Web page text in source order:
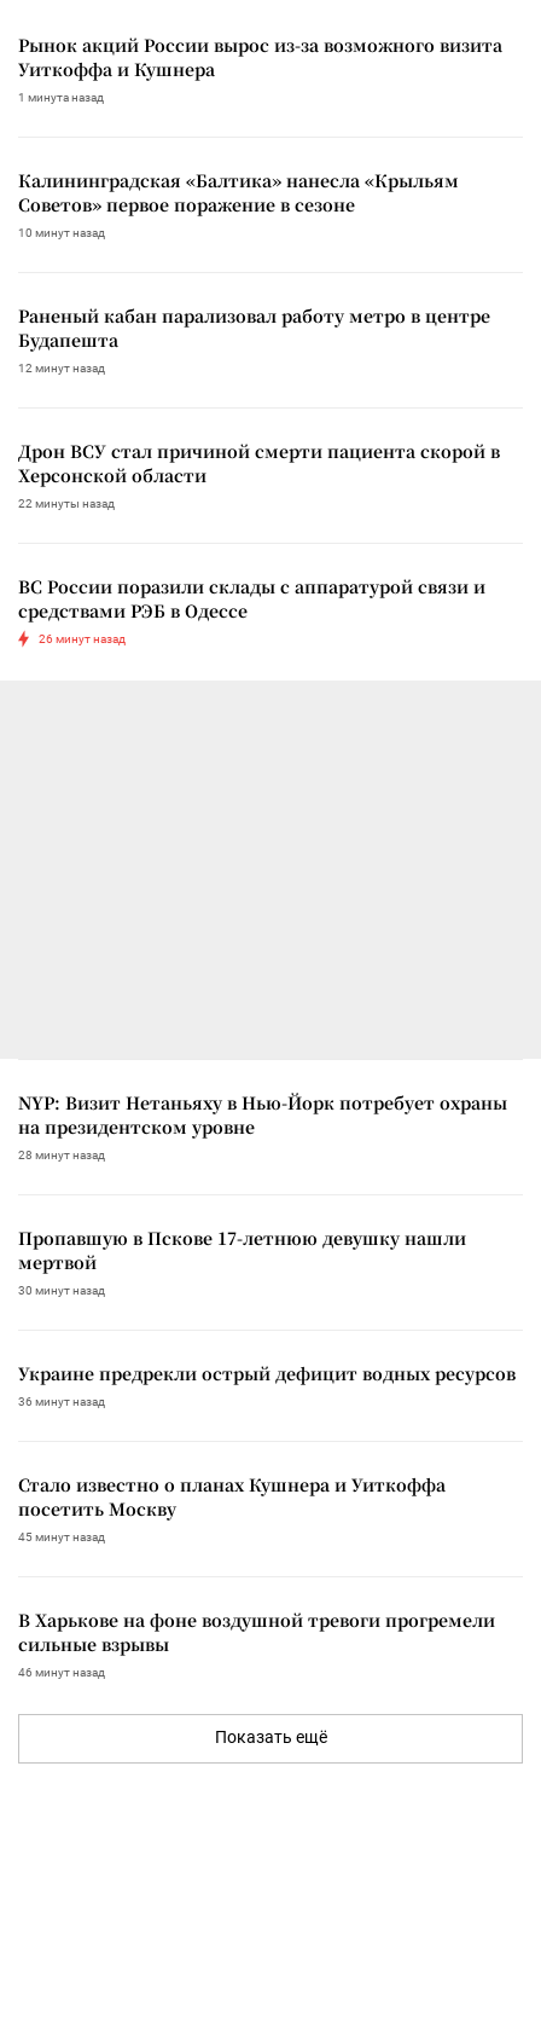
Рынок акций России вырос из-за возможного визита
Уиткоффа и Кушнера
1 минута назад
Калининградская «Балтика» нанесла «Крыльям
Советов» первое поражение в сезоне
10 минут назад
Раненый кабан парализовал работу метро в центре
Будапешта
12 минут назад
Дрон ВСУ стал причиной смерти пациента скорой в
Херсонской области
22 минуты назад
ВС России поразили склады с аппаратурой связи и
средствами РЭБ в Одессе
26 минут назад
NYP: Визит Нетаньяху в Нью-Йорк потребует охраны
на президентском уровне
28 минут назад
Пропавшую в Пскове 17-летнюю девушку нашли
мертвой
30 минут назад
Украине предрекли острый дефицит водных ресурсов
36 минут назад
Стало известно о планах Кушнера и Уиткоффа
посетить Москву
45 минут назад
В Харькове на фоне воздушной тревоги прогремели
сильные взрывы
46 минут назад
Показать ещё